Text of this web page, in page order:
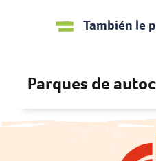
También le
Parques de